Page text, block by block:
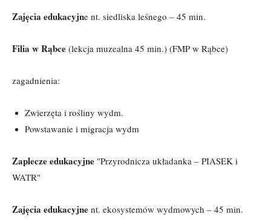
Zajęcia edukacyjne nt. siedliska leśnego – 45 min.
Filia w Rąbce (lekcja muzealna 45 min.) (FMP w Rąbce)
zagadnienia:
Zwierzęta i rośliny wydm.
Powstawanie i migracja wydm
Zaplecze edukacyjne "Przyrodnicza układanka – PIASEK i
WATR"
Zajęcia edukacyjne nt. ekosystemów wydmowych – 45 min.